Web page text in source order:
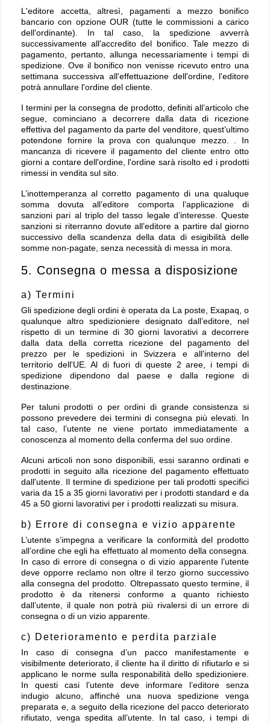
L'editore accetta, altresì, pagamenti a mezzo bonifico
bancario con opzione OUR (tutte le commissioni a carico
dell'ordinante). In tal caso, la spedizione avverrà
successivamente all'accredito del bonifico. Tale mezzo di
pagamento, pertanto, allunga necessariamente i tempi di
spedizione. Ove il bonifico non venisse ricevuto entro una
settimana successiva all'effettuazione dell'ordine, l'editore
potrà annullare l'ordine del cliente.
I termini per la consegna de prodotto, definiti all’articolo che
segue, cominciano a decorrere dalla data di ricezione
effettiva del pagamento da parte del venditore, quest’ultimo
potendone fornire la prova con qualunque mezzo. . In
mancanza di ricevere il pagamento del cliente entro otto
giorni a contare dell'ordine, l'ordine sarà risolto ed i prodotti
rimessi in vendita sul sito.
L’inottemperanza al corretto pagamento di una qualuque
somma dovuta all’editore comporta l’applicazione di
sanzioni pari al triplo del tasso legale d’interesse. Queste
sanzioni si riterranno dovute all’editore a partire dal giorno
successivo della scandenza della data di esigibilità delle
somme non-pagate, senza necessità di messa in mora.
5. Consegna o messa a disposizione
a) Termini
Gli spedizione degli ordini è operata da La poste, Exapaq, o
qualunque altro spedizioniere designato dall’editore, nel
rispetto di un termine di 30 giorni lavorativi a decorrere
dalla data della corretta ricezione del pagamento del
prezzo per le spedizioni in Svizzera e all'interno del
territorio dell'UE. Al di fuori di queste 2 aree, i tempi di
spedizione dipendono dal paese e dalla regione di
destinazione.
Per taluni prodotti o per ordini di grande consistenza si
possono prevedere dei termini di consegna più elevati. In
tal caso, l’utente ne viene portato immediatamente a
conoscenza al momento della conferma del suo ordine.
Alcuni articoli non sono disponibili, essi saranno ordinati e
prodotti in seguito alla ricezione del pagamento effettuato
dall'utente. Il termine di spedizione per tali prodotti specifici
varia da 15 a 35 giorni lavorativi per i prodotti standard e da
45 a 50 giorni lavorativi per i prodotti realizzati su misura.
b) Errore di consegna e vizio apparente
L’utente s’impegna a verificare la conformità del prodotto
all’ordine che egli ha effettuato al momento della consegna.
In caso di errore di consegna o di vizio apparente l’utente
deve opporre reclamo non oltre il terzo giorno successivo
alla consegna del prodotto. Oltrepassato questo termine, il
prodotto è da ritenersi conforme a quanto richiesto
dall’utente, il quale non potrà più rivalersi di un errore di
consegna o di un vizio apparente.
c) Deterioramento e perdita parziale
In caso di consegna d’un pacco manifestamente e
visibilmente deteriorato, il cliente ha il diritto di rifiutarlo e si
applicano le norme sulla responabilità dello spedizioniere.
In questi casi l’utente deve informare l’editore senza
indugio alcuno, affinché una nuova spedizione venga
preparata e, a seguito della ricezione del pacco deteriorato
rifiutato, venga spedita all’utente. In tal caso, i tempi di